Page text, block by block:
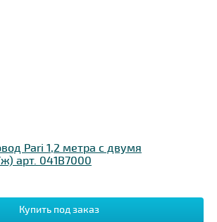
Pari 1,2 метра с двумя
арт. 041B7000